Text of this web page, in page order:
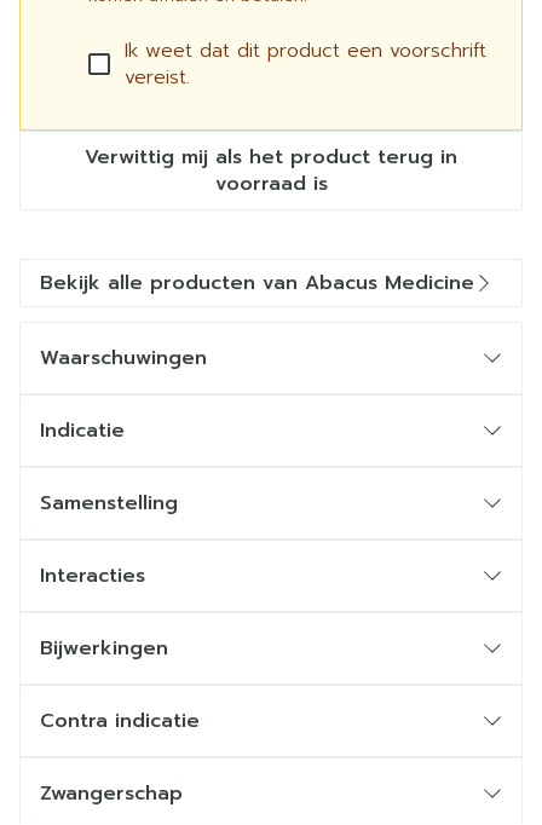
Ik weet dat dit product een voorschrift
vereist.
Verwittig mij als het product terug in
voorraad is
Bekijk alle producten van Abacus Medicine
Waarschuwingen
Indicatie
Samenstelling
Interacties
Bijwerkingen
Contra indicatie
Zwangerschap